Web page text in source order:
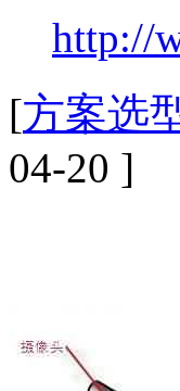
http://
[方案选
04-20 ]